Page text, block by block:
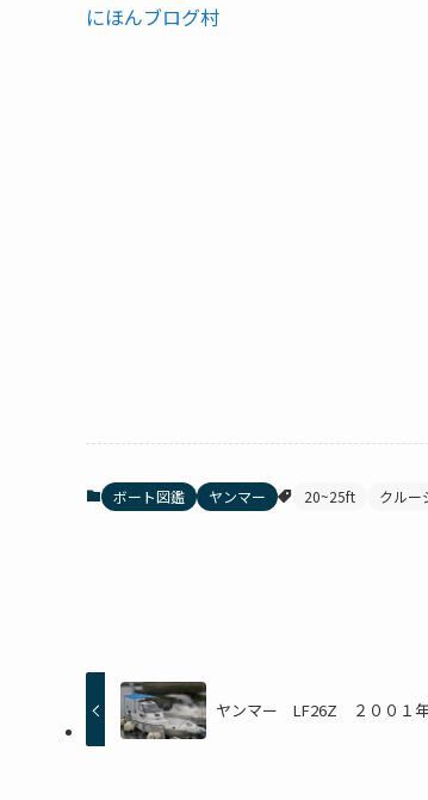
にほんブログ村
ボート図鑑 ヤンマー 20~25ft クルー
ヤンマー LF26Z ２００１